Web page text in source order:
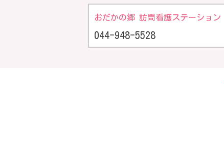
おだかの郷 訪問看護ステーション
044-948-5528